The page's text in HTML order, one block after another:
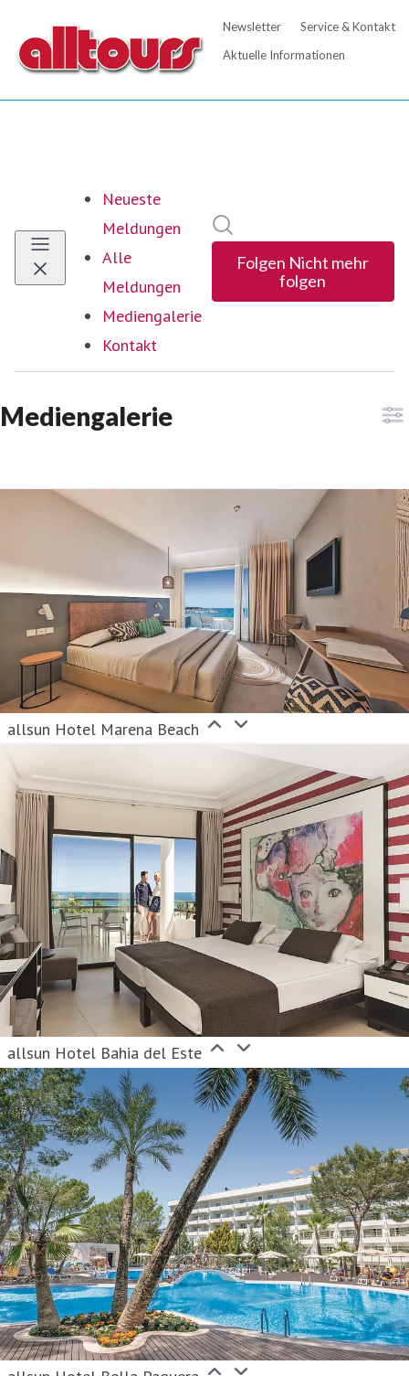
Neueste
Meldungen
Alle
Meldungen
Mediengalerie
Kontakt
Folgen Nicht mehr
folgen
Mediengalerie
allsun Hotel Marena Beach
allsun Hotel Bahia del Este